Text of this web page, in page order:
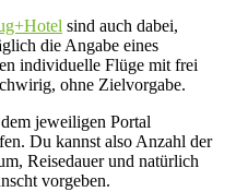
sind auch dabei,
die Angabe eines
individuelle Flüge mit frei
ohne Zielvorgabe.
jeweiligen Portal
Du kannst also Anzahl der
Reisedauer und natürlich
vorgeben.